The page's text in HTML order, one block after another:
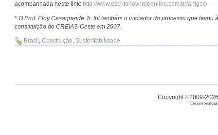
acompanhada neste link: http://www.escritorioverdeonline.com.br/artigos/
* O Prof. Eloy Casagrande Jr. foi também o iniciador do processo que levou à
constituição do CREIAS-Oeste em 2007.
Brasil Construção Sustentabilidade
Copyright ©2009-